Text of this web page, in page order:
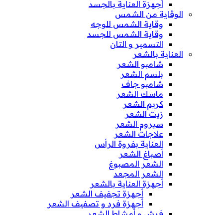
أجهزة العناية بالجسد
الوقاية من الشمس
وقاية الشمس للوجه
وقاية الشمس للجسد
التسمير و التان
العناية بالشعر
شامبو الشعر
بلسم الشعر
شامبو جاف
ماسك الشعر
كريم الشعر
زيت الشعر
سيروم الشعر
علاجات الشعر
العناية بفروة الرأس
أصباغ الشعر
الشعر المصبوغ
الشعر المجعد
أجهزة العناية بالشعر
أجهزة تجفيف الشعر
أجهزة فرد و تصفيف الشعر